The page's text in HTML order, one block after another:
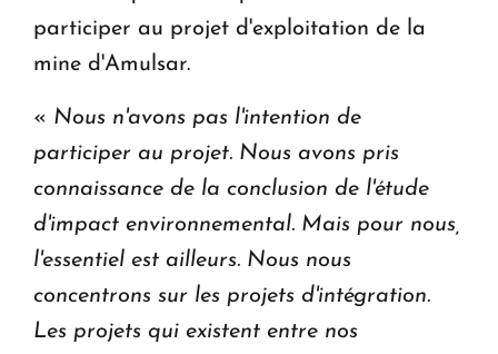
participer au projet d'exploitation de la
mine d'Amulsar.
« Nous n'avons pas l'intention de
participer au projet. Nous avons pris
connaissance de la conclusion de l'étude
d'impact environnemental. Mais pour nous,
l'essentiel est ailleurs. Nous nous
concentrons sur les projets d'intégration.
Les projets qui existent entre nos